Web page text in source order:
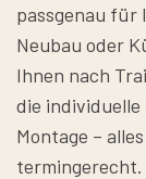
passgenau für
Neubau oder
Ihnen nach
die
Montage –
termingerecht.